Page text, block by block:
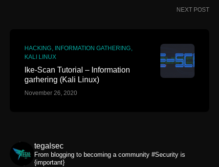
NEXT POST
HACKING
INFORMATION GATHERING
KALI LINUX
Ike-Scan Tutorial – Information
garhering (Kali Linux)
November 26, 2020
tegalsec
From blogging to becoming a community #Security is
{important}